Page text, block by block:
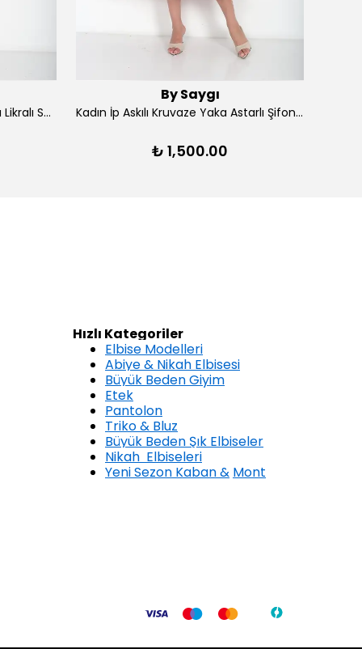
Kadın Ön Arka V Yaka Yırtmaçlı Likralı Scuba Midi Elbise - Lacivert
By Saygı
Kadın İp Askılı Kruvaze Yaka Astarlı Şifon Kloş Midi Elbise - Kırmızı
₺ 1,500.00
Hızlı Kategoriler
Elbise Modelleri
Abiye & Nikah Elbisesi
Büyük Beden Giyim
Etek
Pantolon
Triko & Bluz
Büyük Beden Şık Elbiseler
Nikah Elbiseleri
Yeni Sezon Kaban & Mont